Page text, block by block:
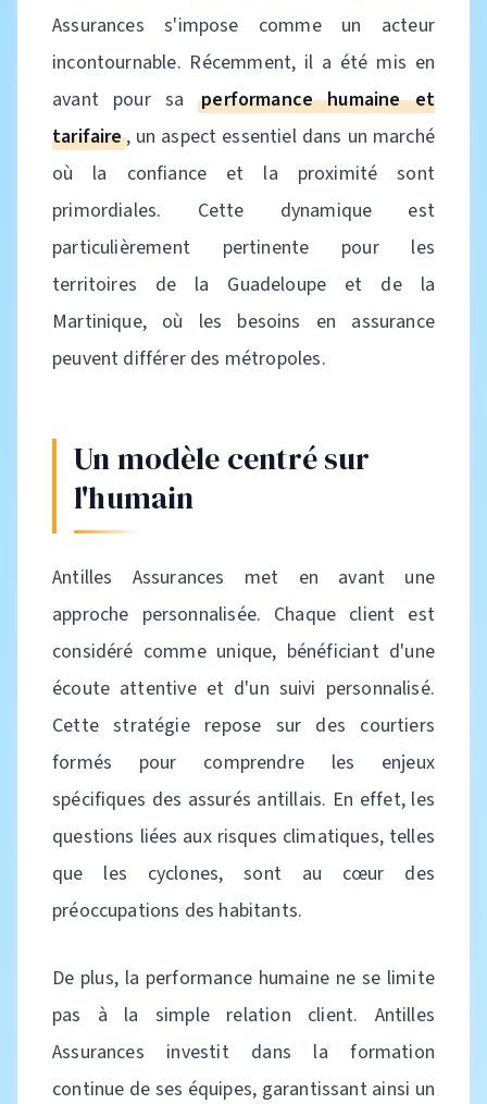
Assurances s'impose comme un acteur
incontournable. Récemment, il a été mis en
avant pour saperformance humaine et
tarifaire, un aspect essentiel dans un marché
où la confiance et la proximité sont
primordiales. Cette dynamique est
particulièrement pertinente pour les
territoires de la Guadeloupe et de la
Martinique, où les besoins en assurance
peuvent différer des métropoles.
Un modèle centré sur
l'humain
Antilles Assurances met en avant une
approche personnalisée. Chaque client est
considéré comme unique, bénéficiant d'une
écoute attentive et d'un suivi personnalisé.
Cette stratégie repose sur des courtiers
formés pour comprendre les enjeux
spécifiques des assurés antillais. En effet, les
questions liées aux risques climatiques, telles
que les cyclones, sont au cœur des
préoccupations des habitants.
De plus, la performance humaine ne se limite
pas à la simple relation client. Antilles
Assurances investit dans la formation
continue de ses équipes, garantissant ainsi un